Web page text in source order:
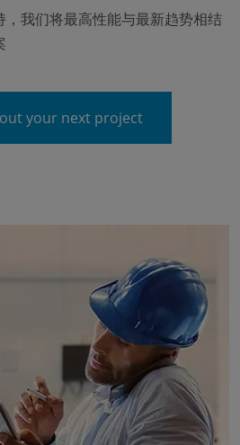
我们将最高性能与最新趋势相结
your next project